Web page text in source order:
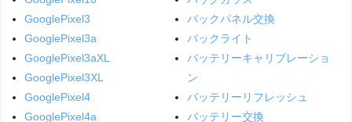
GooglePixel3
GooglePixel3a
GooglePixel3aXL
GooglePixel3XL
GooglePixel4
GooglePixel4a
バックパネル交換
バックライト
バッテリーキャリブレーショ
ン
バッテリーリフレッシュ
バッテリー交換